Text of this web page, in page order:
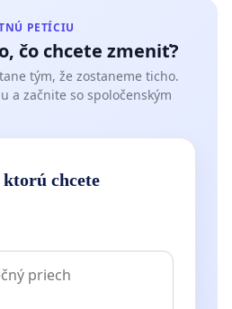
PETÍCIU
čo chcete zmeniť?
tým, že zostaneme ticho.
a začnite so spoločenským
chcete